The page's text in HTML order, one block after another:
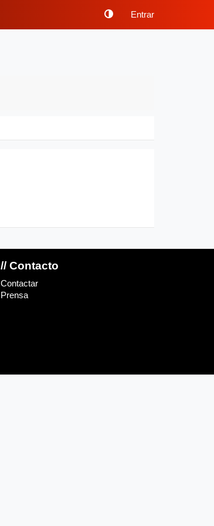
Entrar
// Contacto
Contactar
Prensa